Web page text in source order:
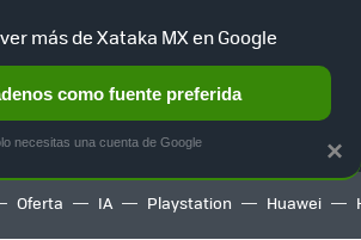
HOME AUTO TERRITORIO
Oferta IA Playstation Huawei
×
más de Xataka MX en Google
como fuente preferida
necesitas una cuenta de Google